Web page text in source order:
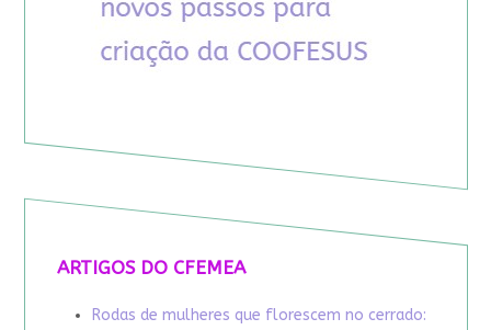
ARTIGOS DO CFEMEA
Rodas de mulheres que florescem no cerrado: